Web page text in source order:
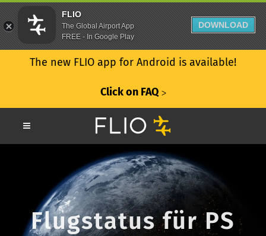
The new FLIO app for Android is available!
Click on FAQ ᐳ
Flugstatus für PS
FLIO
The Global Airport App
FREE - In Google Play
DOWNLOAD